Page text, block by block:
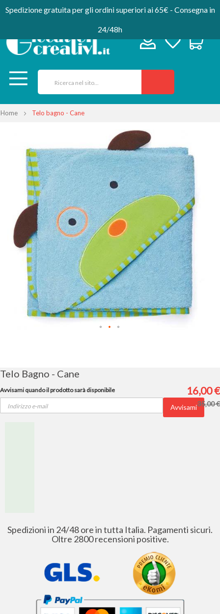
Spedizione gratuita per gli ordini superiori ai 65€ - Consegna in
24/48h
Home Telo bagno - Cane
galleria
immagini
galleria
di
immagini
Telo Bagno - Cane
16,00 €
35,00 €
Avvisami quando il prodotto sarà disponibile
Avvisami
Spedizioni in 24/48 ore in tutta Italia. Pagamenti sicuri.
Oltre 2800 recensioni positive.